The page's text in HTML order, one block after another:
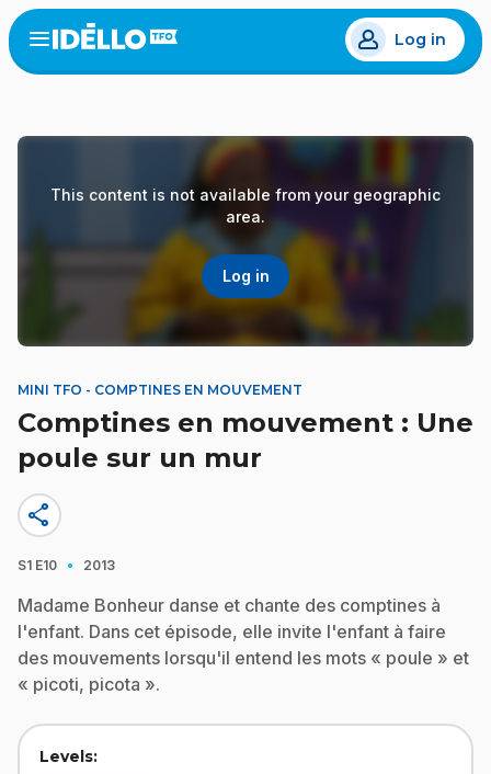
Skip
to
main
Open
menu
Log in
This content is not available from your geographic
area.
Log in
MINI TFO - COMPTINES EN MOUVEMENT
Comptines en mouvement : Une
poule sur un mur
share
S1 E10 · 2013
Madame Bonheur danse et chante des comptines à
l'enfant. Dans cet épisode, elle invite l'enfant à faire
des mouvements lorsqu'il entend les mots « poule » et
« picoti, picota ».
Levels: